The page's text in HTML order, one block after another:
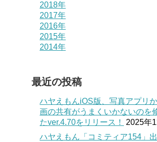
2018年
2017年
2016年
2015年
2014年
最近の投稿
ハヤえもんiOS版、写真アプリ
画の共有がうまくいかないのを
たver.4.70をリリース！
2025年
ハヤえもん「コミティア154」